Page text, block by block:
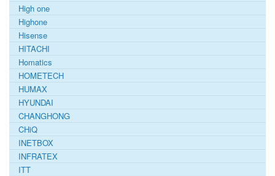
High one
Highone
Hisense
HITACHI
Homatics
HOMETECH
HUMAX
HYUNDAI
CHANGHONG
CHiQ
INETBOX
INFRATEX
ITT